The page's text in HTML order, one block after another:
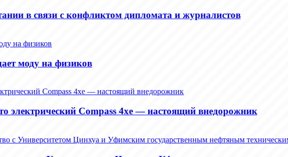
в связи с конфликтом дипломата и журналистов
моду на физиков
электрический Compass 4xe — настоящий внедорожник